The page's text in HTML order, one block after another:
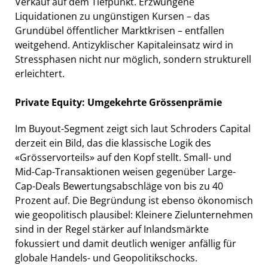
Liquidationen zu ungünstigen Kursen – das
Grundübel öffentlicher Marktkrisen – entfallen
weitgehend. Antizyklischer Kapitaleinsatz wird in
Stressphasen nicht nur möglich, sondern strukturell
erleichtert.
Private Equity: Umgekehrte Grössenprämie
Im Buyout-Segment zeigt sich laut Schroders Capital
derzeit ein Bild, das die klassische Logik des
«Grösservorteils» auf den Kopf stellt. Small- und
Mid-Cap-Transaktionen weisen gegenüber Large-
Cap-Deals Bewertungsabschläge von bis zu 40
Prozent auf. Die Begründung ist ebenso ökonomisch
wie geopolitisch plausibel: Kleinere Zielunternehmen
sind in der Regel stärker auf Inlandsmärkte
fokussiert und damit deutlich weniger anfällig für
globale Handels- und Geopolitikschocks.